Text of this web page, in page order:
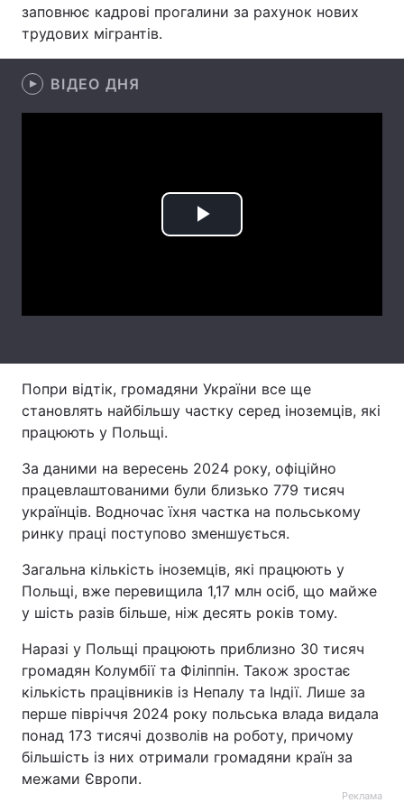
Лонгріди
Відео з Youtube
Інтерв'ю Думки
заповнює кадрові прогалини за рахунок нових
трудових мігрантів.
ВІДЕО ДНЯ
Play
Попри відтік, громадяни України все ще
становлять найбільшу частку серед іноземців, які
працюють у Польщі.
За даними на вересень 2024 року, офіційно
працевлаштованими були близько 779 тисяч
українців. Водночас їхня частка на польському
ринку праці поступово зменшується.
Загальна кількість іноземців, які працюють у
Польщі, вже перевищила 1,17 млн осіб, що майже
у шість разів більше, ніж десять років тому.
Наразі у Польщі працюють приблизно 30 тисяч
громадян Колумбії та Філіппін. Також зростає
кількість працівників із Непалу та Індії. Лише за
перше півріччя 2024 року польська влада видала
понад 173 тисячі дозволів на роботу, причому
більшість із них отримали громадяни країн за
межами Європи.
Реклама